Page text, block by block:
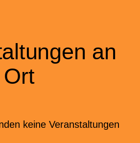
an
keine Veranstaltungen